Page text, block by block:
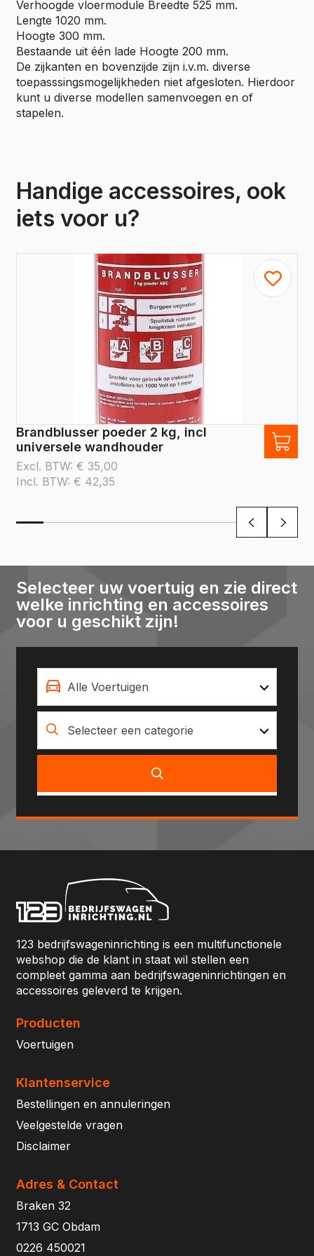
Verhoogde vloermodule Breedte 525 mm.
Lengte 1020 mm.
Hoogte 300 mm.
Bestaande uit één lade Hoogte 200 mm.
De zijkanten en bovenzijde zijn i.v.m. diverse
toepasssingsmogelijkheden niet afgesloten. Hierdoor
kunt u diverse modellen samenvoegen en of
stapelen.
Handige accessoires, ook
iets voor u?
Brandblusser poeder 2 kg, incl
universele wandhouder
Excl. BTW: € 35,00
Incl. BTW: € 42,35
Selecteer uw voertuig en zie direct
welke inrichting en accessoires
voor u geschikt zijn!
Alle Voertuigen
Selecteer een categorie
123 bedrijfswageninrichting is een multifunctionele
webshop die de klant in staat wil stellen een
compleet gamma aan bedrijfswageninrichtingen en
accessoires geleverd te krijgen.
Producten
Voertuigen
Klantenservice
Bestellingen en annuleringen
Veelgestelde vragen
Disclaimer
Adres & Contact
Braken 32
1713 GC Obdam
0226 450021